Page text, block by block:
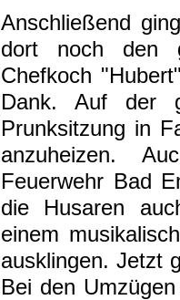
Anschließend
dort noch den
Chefkoch
Dank. Auf der
Prunksitzung in
anzuheizen.
Feuerwehr Bad
die Husaren
einem
ausklingen. Jetzt
Bei den